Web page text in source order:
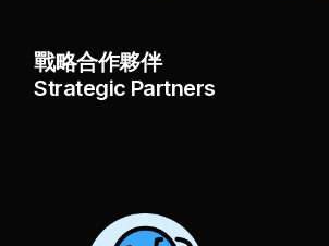
戰略合作夥伴
Strategic Partners